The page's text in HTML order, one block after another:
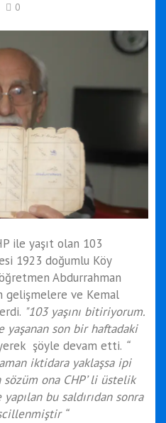
0
ile yaşıt olan 103
1923 doğumlu Köy
Abdurrahman
gelişmelere ve Kemal
"103 yaşını bitiriyorum.
yaşanan son bir haftadaki
şöyle devam etti. “
iktidara yaklaşsa ipi
ona CHP’ li üstelik
bu saldırıdan sonra
“